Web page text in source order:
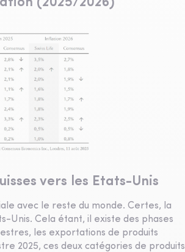
vers les Etats-Unis
avec le reste du monde. Certes, la
Unis. Cela étant, il existe des phases
les exportations de produits
2025, ces deux catégories de produits